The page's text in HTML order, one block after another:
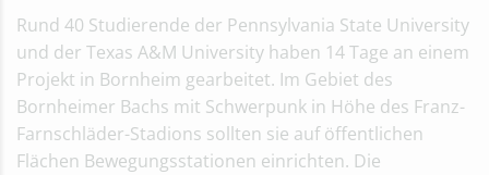
Rund 40 Studierende der Pennsylvania State University
und der Texas A&M University haben 14 Tage an einem
Projekt in Bornheim gearbeitet. Im Gebiet des
Bornheimer Bachs mit Schwerpunk in Höhe des Franz-
Farnschläder-Stadions sollten sie auf öffentlichen
Flächen Bewegungsstationen einrichten. Die